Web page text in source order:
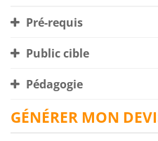
Pré-requis
Public cible
Pédagogie
GÉNÉRER MON